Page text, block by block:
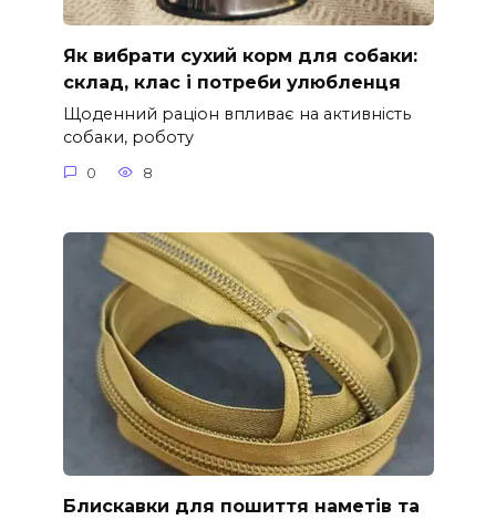
Як вибрати сухий корм для собаки:
склад, клас і потреби улюбленця
Щоденний раціон впливає на активність
собаки, роботу
0 8
Блискавки для пошиття наметів та